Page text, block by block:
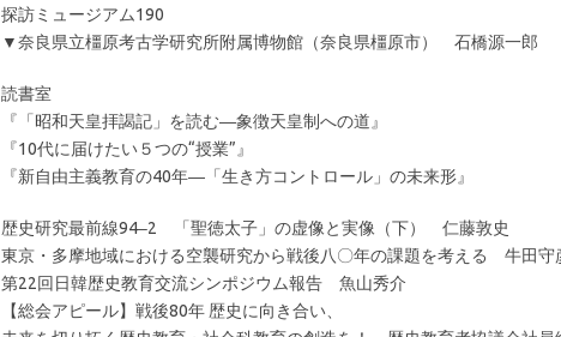
探訪ミュージアム190
▼奈良県立橿原考古学研究所附属博物館（奈良県橿原市） 石橋源一郎
読書室
『「昭和天皇拝謁記」を読む―象徴天皇制への道』
『10代に届けたい５つの“授業”』
『新自由主義教育の40年―「生き方コントロール」の未来形』
歴史研究最前線94‒2 「聖徳太子」の虚像と実像（下） 仁藤敦史
東京・多摩地域における空襲研究から戦後八〇年の課題を考える 牛田守
第22回日韓歴史教育交流シンポジウム報告 魚山秀介
【総会アピール】戦後80年 歴史に向き合い、